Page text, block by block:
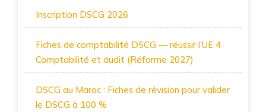
Inscription DSCG 2026
Fiches de comptabilité DSCG — réussir l’UE 4
Comptabilité et audit (Réforme 2027)
DSCG au Maroc : Fiches de révision pour valider
le DSCG à 100 %